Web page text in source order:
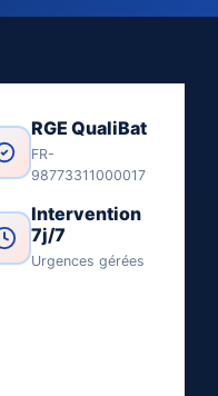
RGE QualiBat
FR-
98773311000017
Intervention
7j/7
Urgences gérées